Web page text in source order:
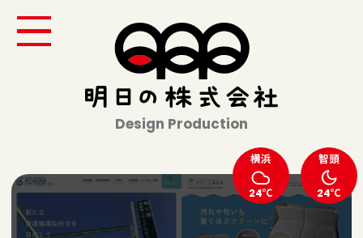
Design Production
横浜
24℃
智頭
24℃